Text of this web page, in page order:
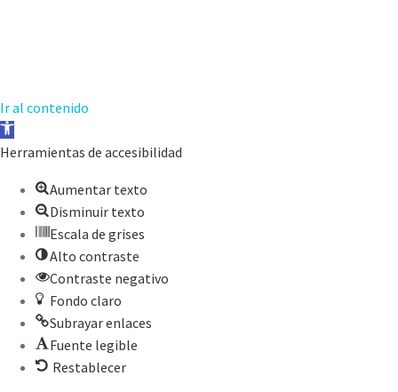
Ir al contenido
Abrir
barra
herramientas
Herramientas de accesibilidad
Aumentar texto
Disminuir texto
Escala de grises
Alto contraste
Contraste negativo
Fondo claro
Subrayar enlaces
Fuente legible
Restablecer